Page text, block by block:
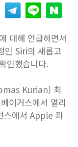
대해 언급하면서
인 Siri의 새롭고
인했습니다.
Kurian) 최
이거스에서 열리
에서 Apple 파